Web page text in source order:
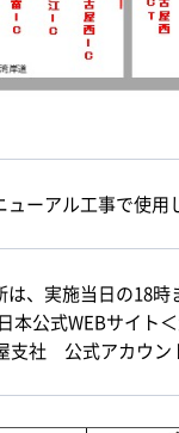
ューアル工事で使
、実施当日の18時
本公式WEBサイト
支社 公式アカウン